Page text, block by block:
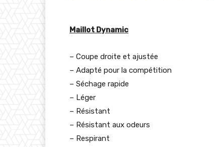
Maillot Dynamic
– Coupe droite et ajustée
– Adapté pour la compétition
– Séchage rapide
– Léger
– Résistant
– Résistant aux odeurs
– Respirant